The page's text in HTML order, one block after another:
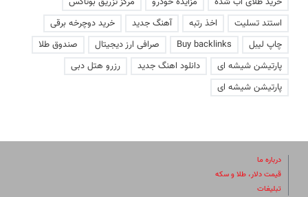
استند تسلیت
اخذ رتبه آهنگ جدید
خرید دوچرخه برقی
چاپ لیبل
Buy backlinks صرافی ارز دیجیتال
صندوق طلا
پارتیشن شیشه ای
دانلود اهنگ جدید
رزرو هتل دبی
پارتیشن شیشه ای
درباره ما
قیمت دلار، طلا و سکه
تبلیغات